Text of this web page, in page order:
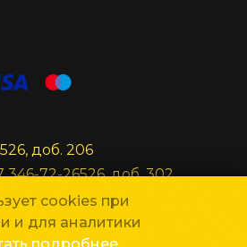
cookies при
и для аналитики
доб. 206
346-72-26526, доб. 302
72-26526, доб. 301
unost@gkc-planeta.ru